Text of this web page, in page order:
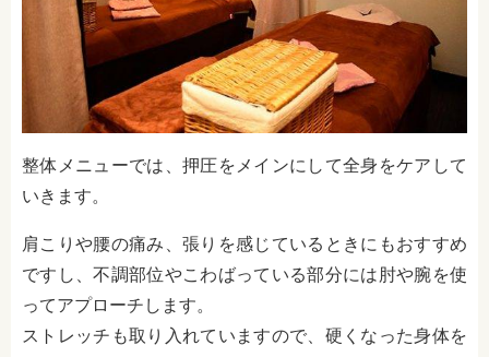
整体メニューでは、押圧をメインにして全身をケアして
いきます。
肩こりや腰の痛み、張りを感じているときにもおすすめ
ですし、不調部位やこわばっている部分には肘や腕を使
ってアプローチします。
ストレッチも取り入れていますので、硬くなった身体を